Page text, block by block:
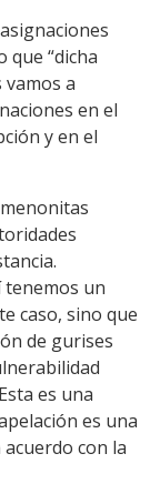
que “dicha
a
en el
y en el
tenemos un
caso, sino que
de gurises
es una
es una
con la